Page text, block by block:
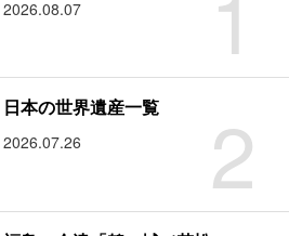
2026.08.07
2
日本の世界遺産一覧
2026.07.26